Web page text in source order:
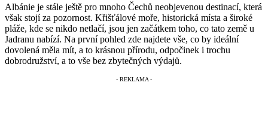
Albánie je stále ještě pro mnoho Čechů neobjevenou destinací, která
však stojí za pozornost. Křišťálové moře, historická místa a široké
pláže, kde se nikdo netlačí, jsou jen začátkem toho, co tato země u
Jadranu nabízí. Na první pohled zde najdete vše, co by ideální
dovolená měla mít, a to krásnou přírodu, odpočinek i trochu
dobrodružství, a to vše bez zbytečných výdajů.